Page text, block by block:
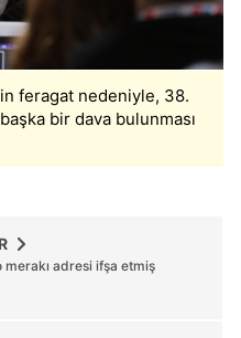
feragat nedeniyle, 38.
bir dava bulunması
merakı adresi ifşa etmiş